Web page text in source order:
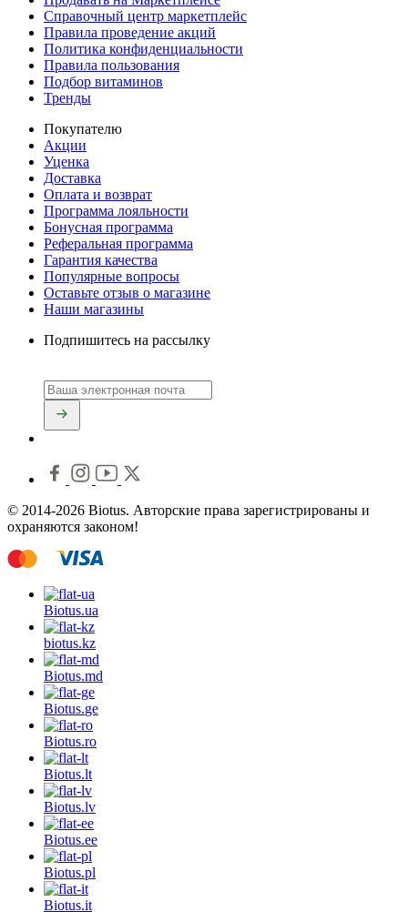
Справочный центр маркетплейс
Правила проведение акций
Политика конфиденциальности
Правила пользования
Подбор витаминов
Тренды
Покупателю
Акции
Уценка
Доставка
Оплата и возврат
Программа лояльности
Бонусная программа
Реферальная программа
Гарантия качества
Популярные вопросы
Оставьте отзыв о магазине
Наши магазины
Подпишитесь на рассылку
© 2014-2026 Biotus. Авторские права зарегистрированы и
охраняются законом!
Biotus.ua
biotus.kz
Biotus.md
Biotus.ge
Biotus.ro
Biotus.lt
Biotus.lv
Biotus.ee
Biotus.pl
Biotus.it